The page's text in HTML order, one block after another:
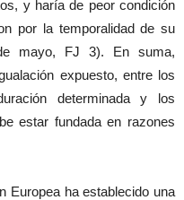
y haría de peor condición
por la temporalidad de su
mayo, FJ 3). En suma,
expuesto, entre los
determinada y los
estar fundada en razones
Europea ha establecido una